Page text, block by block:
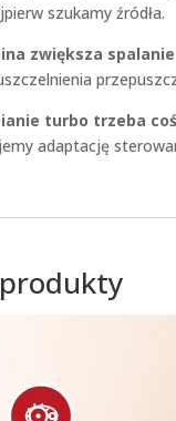
szukamy źródła.
zwiększa
turbo trzeba
adaptację